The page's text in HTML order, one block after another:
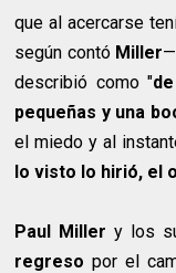
que al acercarse
según contó Miller
describió como "
pequeñas y una
el miedo y al
lo visto lo hirió, el
Paul Miller y los
regreso por el